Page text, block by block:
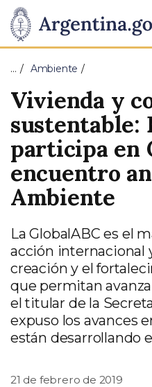
Presidencia
de
la
Nación
Pasar al contenido
… Ambiente
Vivienda y
sustentable:
participa en
encuentro
Ambiente
La GlobalABC es el
acción internacional
creación y el
que permitan
el titular de la
expuso los avances
están desarrollando
21 de febrero de 2019